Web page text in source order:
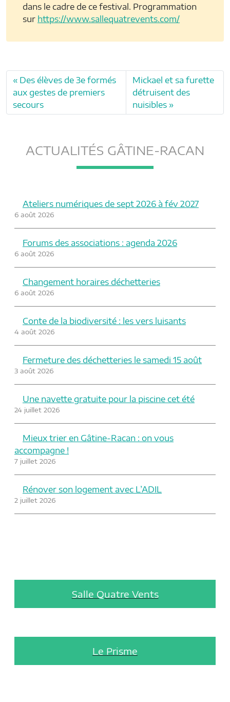
dans le cadre de ce festival. Programmation
sur https://www.sallequatrevents.com/
Des élèves de 3e formés
aux gestes de premiers
secours
Mickael et sa furette
détruisent des
nuisibles
ACTUALITÉS GÂTINE-RACAN
Ateliers numériques de sept 2026 à fév 2027
6 août 2026
Forums des associations : agenda 2026
6 août 2026
Changement horaires déchetteries
6 août 2026
Conte de la biodiversité : les vers luisants
4 août 2026
Fermeture des déchetteries le samedi 15 août
3 août 2026
Une navette gratuite pour la piscine cet été
24 juillet 2026
Mieux trier en Gâtine-Racan : on vous
accompagne !
7 juillet 2026
Rénover son logement avec L’ADIL
2 juillet 2026
Salle Quatre Vents
Le Prisme